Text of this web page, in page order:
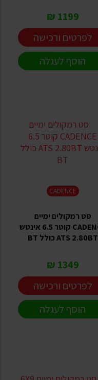
1199 ₪
לפרטים ורכישה
הוסף לעגלה
CADENCE
סט רמקולים ימיים
CADENCE קוטר 6.5 אינטש
ATS 2.80BT כולל BT
1349 ₪
לפרטים ורכישה
הוסף לעגלה